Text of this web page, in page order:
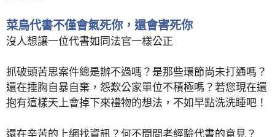
菜鳥代書不僅會氣死你，還會害死你
沒人想讓一位代書如同法官一樣公正
抓破頭苦思案件總是辦不過嗎？是那些環節尚未打通嗎？
還在捶胸自暴自棄，怨歎公家單位不積極嗎？若您現在還
抱有這樣天上會掉下來禮物的想法，不如早點洗洗睡吧！
還在辛苦的上網找資訊？何不問問老經驗代書的意見？